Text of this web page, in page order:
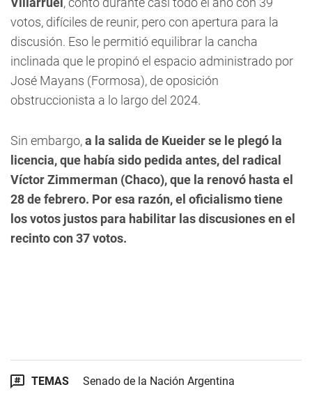
votos, difíciles de reunir, pero con apertura para la
discusión. Eso le permitió equilibrar la cancha
inclinada que le propinó el espacio administrado por
José Mayans (Formosa), de oposición
obstruccionista a lo largo del 2024.
Sin embargo,a la salida de Kueider se le plegó la
licencia, que había sido pedida antes, del radical
Víctor Zimmerman (Chaco), que la renovó hasta el
28 de febrero. Por esa razón, el oficialismo tiene
los votos justos para habilitar las discusiones en el
recinto con 37 votos.
TEMAS Senado de la Nación Argentina